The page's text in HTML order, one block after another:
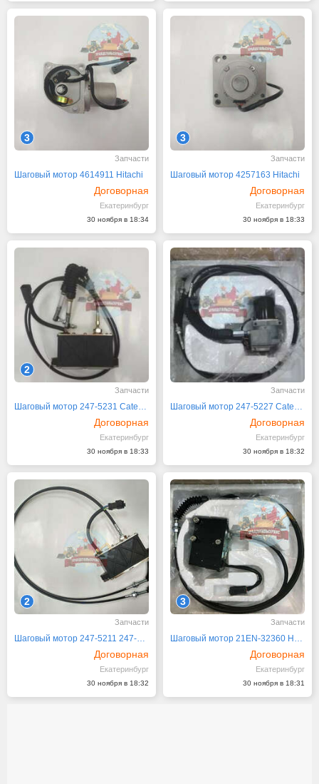
3
Запчасти
Шаговый мотор 4614911 Hitachi
Договорная
Екатеринбург
30 ноября в 18:34
3
Запчасти
Шаговый мотор 4257163 Hitachi
Договорная
Екатеринбург
30 ноября в 18:33
2
Запчасти
Договорная
Екатеринбург
30 ноября в 18:33
Запчасти
Договорная
Екатеринбург
30 ноября в 18:32
2
Запчасти
Договорная
Екатеринбург
30 ноября в 18:32
3
Запчасти
Договорная
Екатеринбург
30 ноября в 18:31